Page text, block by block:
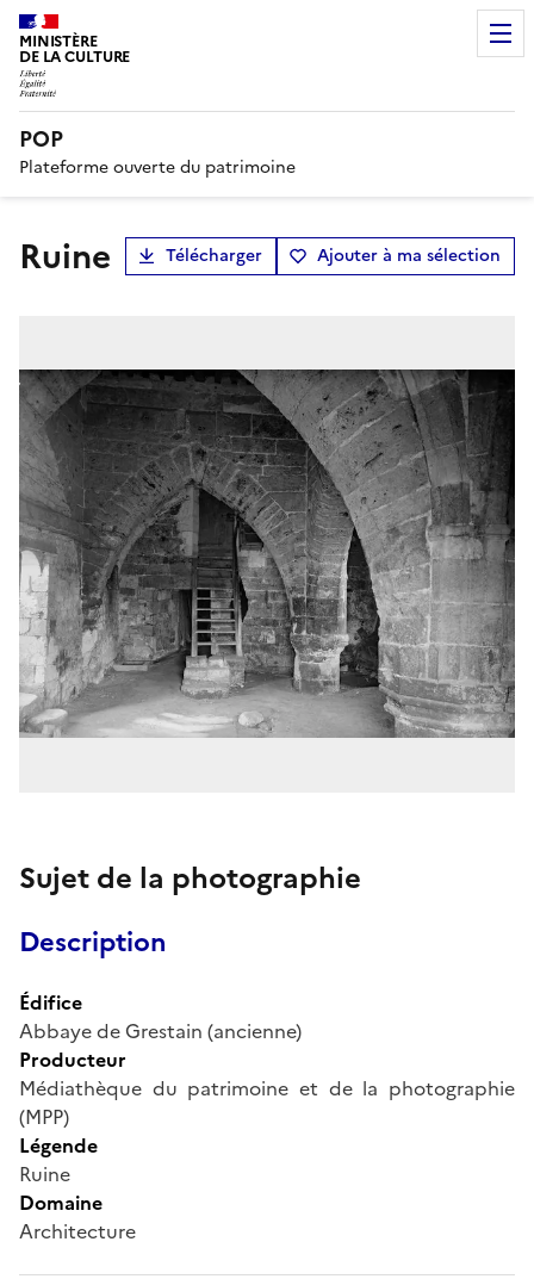
MINISTÈRE
DE LA CULTURE
POP
Plateforme ouverte du patrimoine
Ruine Télécharger Ajouter à ma sélection
Sujet de la photographie
Description
Édifice
Abbaye de Grestain (ancienne)
Producteur
Médiathèque du patrimoine et de la photographie
(MPP)
Légende
Ruine
Domaine
Architecture